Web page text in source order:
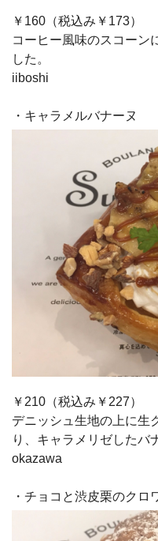
￥160（税込み￥173）
コーヒー風味のスコーン
した。
iiboshi
・キャラメルバナーヌ
￥210（税込み￥227）
デニッシュ生地の上に生
り、キャラメリゼしたバ
okazawa
・チョコと渋皮栗のクロ